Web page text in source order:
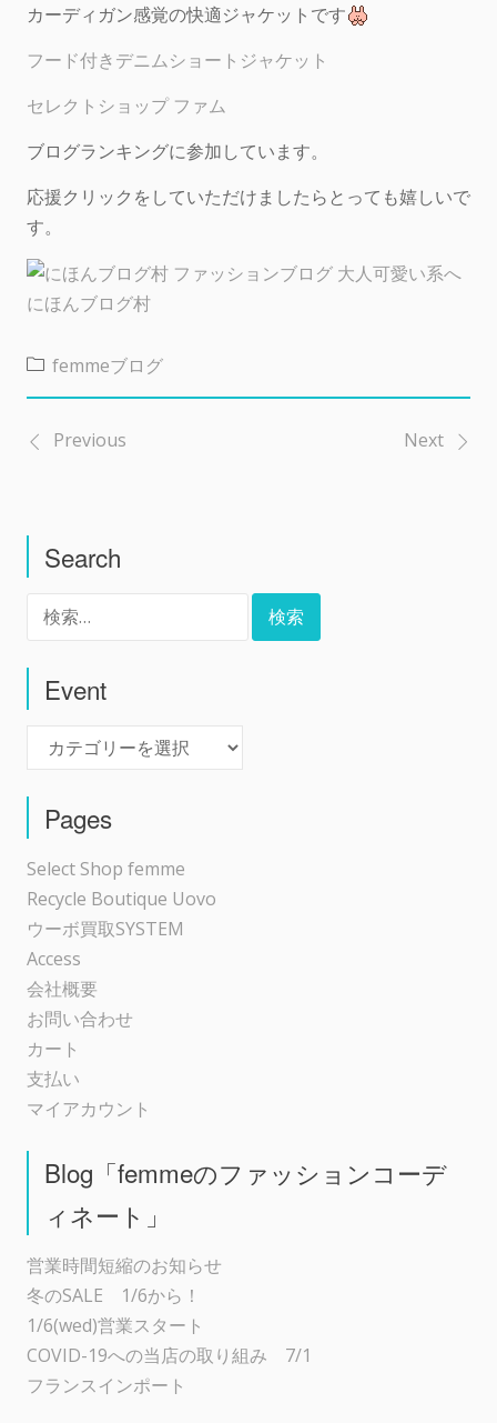
カーディガン感覚の快適ジャケットです
フード付きデニムショートジャケット
セレクトショップ ファム
ブログランキングに参加しています。
応援クリックをしていただけましたらとっても嬉しいで
す。
にほんブログ村
femmeブログ
投
ナ
ビ
ゲ
ー
シ
ョ
ン
Previous Next
Search
Event
Pages
Select Shop femme
Recycle Boutique Uovo
ウーボ買取SYSTEM
Access
会社概要
お問い合わせ
カート
支払い
マイアカウント
Blog「femmeのファッションコーデ
ィネート」
営業時間短縮のお知らせ
冬のSALE 1/6から！
1/6(wed)営業スタート
COVID-19への当店の取り組み 7/1
フランスインポート